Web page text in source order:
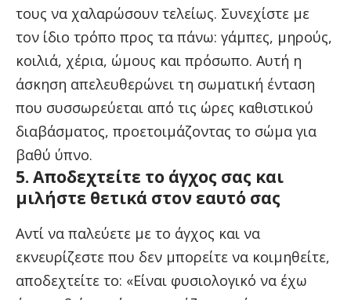
τους να χαλαρώσουν τελείως. Συνεχίστε με
τον ίδιο τρόπο προς τα πάνω: γάμπες, μηρούς,
κοιλιά, χέρια, ώμους και πρόσωπο. Αυτή η
άσκηση απελευθερώνει τη σωματική ένταση
που συσσωρεύεται από τις ώρες καθιστικού
διαβάσματος, προετοιμάζοντας το σώμα για
βαθύ ύπνο.
5. Αποδεχτείτε το άγχος σας και
μιλήστε θετικά στον εαυτό σας
Αντί να παλεύετε με το άγχος και να
εκνευρίζεστε που δεν μπορείτε να κοιμηθείτε,
αποδεχτείτε το: «Είναι φυσιολογικό να έχω